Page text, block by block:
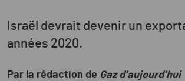
Israël devrait devenir un
années 2020.
Par la rédaction de Gaz d’aujourd’hui